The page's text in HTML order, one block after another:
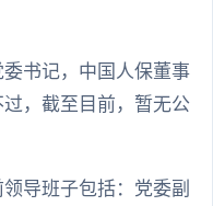
书记，中国人保董事
，截至目前，暂无公
导班子包括：党委副